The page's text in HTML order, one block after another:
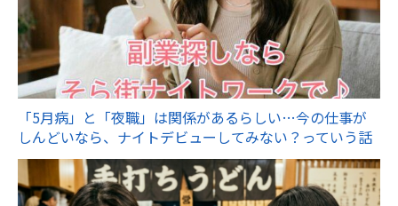
「5月病」と「夜職」は関係があるらしい…今の仕事が
しんどいなら、ナイトデビューしてみない？っていう話